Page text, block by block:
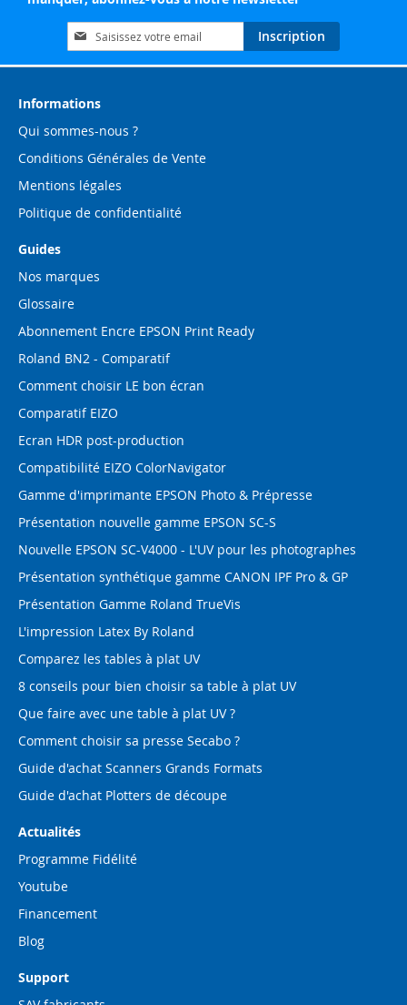
Inscription
à
notre
d’information
Inscription
Informations
Qui sommes-nous ?
Conditions Générales de Vente
Mentions légales
Politique de confidentialité
Guides
Nos marques
Glossaire
Abonnement Encre EPSON Print Ready
Roland BN2 - Comparatif
Comment choisir LE bon écran
Comparatif EIZO
Ecran HDR post-production
Compatibilité EIZO ColorNavigator
Gamme d'imprimante EPSON Photo & Prépresse
Présentation nouvelle gamme EPSON SC-S
Nouvelle EPSON SC-V4000 - L'UV pour les photographes
Présentation synthétique gamme CANON IPF Pro & GP
Présentation Gamme Roland TrueVis
L'impression Latex By Roland
Comparez les tables à plat UV
8 conseils pour bien choisir sa table à plat UV
Que faire avec une table à plat UV ?
Comment choisir sa presse Secabo ?
Guide d'achat Scanners Grands Formats
Guide d'achat Plotters de découpe
Actualités
Programme Fidélité
Youtube
Financement
Blog
Support